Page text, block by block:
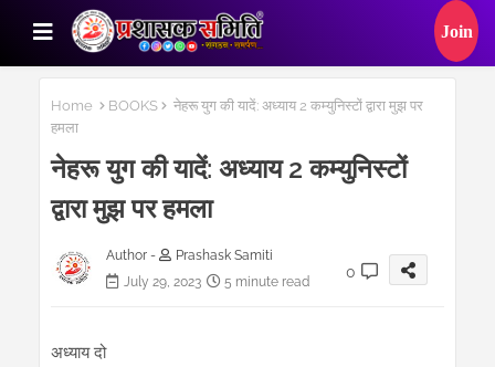
Home BOOKS
नेहरू युग की यादें: अध्याय 2 कम्युनिस्टों द्वारा मुझ पर
हमला
नेहरू युग की यादें: अध्याय 2 कम्युनिस्टों
द्वारा मुझ पर हमला
Author -
Prashask Samiti
July 29, 2023
5 minute read
0
अध्याय दो